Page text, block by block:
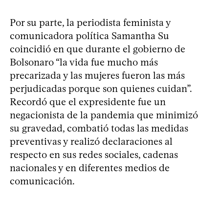
Por su parte, la periodista feminista y
comunicadora política Samantha Su
coincidió en que durante el gobierno de
Bolsonaro “la vida fue mucho más
precarizada y las mujeres fueron las más
perjudicadas porque son quienes cuidan”.
Recordó que el expresidente fue un
negacionista de la pandemia que minimizó
su gravedad, combatió todas las medidas
preventivas y realizó declaraciones al
respecto en sus redes sociales, cadenas
nacionales y en diferentes medios de
comunicación.